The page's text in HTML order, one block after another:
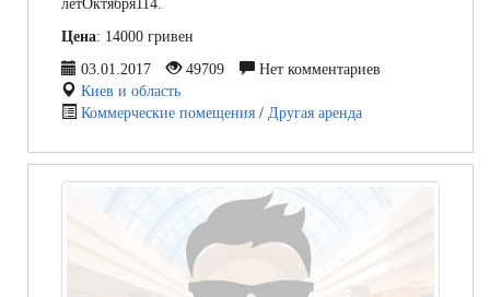
летОктября114.
Цена: 14000 гривен
03.01.2017
49709
Нет комментариев
Киев и область
Коммерческие помещения / Другая аренда